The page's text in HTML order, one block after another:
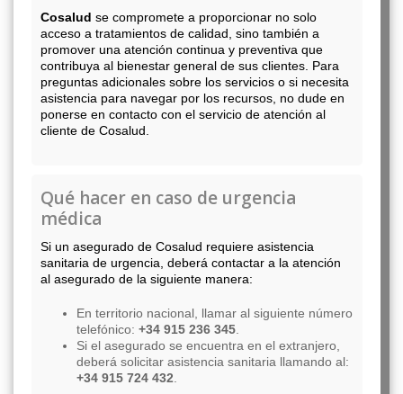
Cosalud se compromete a proporcionar no solo
acceso a tratamientos de calidad, sino también a
promover una atención continua y preventiva que
contribuya al bienestar general de sus clientes. Para
preguntas adicionales sobre los servicios o si necesita
asistencia para navegar por los recursos, no dude en
ponerse en contacto con el servicio de atención al
cliente de Cosalud.
Qué hacer en caso de urgencia
médica
Si un asegurado de Cosalud requiere asistencia
sanitaria de urgencia, deberá contactar a la atención
al asegurado de la siguiente manera:
En territorio nacional, llamar al siguiente número
telefónico: +34 915 236 345
Si el asegurado se encuentra en el extranjero,
deberá solicitar asistencia sanitaria llamando al:
+34 915 724 432